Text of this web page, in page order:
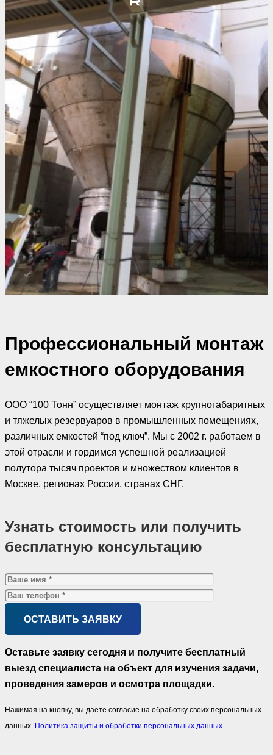
Профессиональный монтаж
емкостного оборудования
ООО “100 Тонн” осуществляет монтаж крупногабаритных
и тяжелых резервуаров в промышленных помещениях,
различных емкостей “под ключ”. Мы с 2002 г. работаем в
этой отрасли и гордимся успешной реализацией
полутора тысяч проектов и множеством клиентов в
Москве, регионах России, странах СНГ.
Узнать стоимость или получить
бесплатную консультацию
Оставьте заявку сегодня и получите бесплатный
выезд специалиста на объект для изучения задачи,
проведения замеров и осмотра площадки.
Нажимая на кнопку, вы даёте согласие на обработку своих персональных
данных. Политика защиты и обработки персональных данных